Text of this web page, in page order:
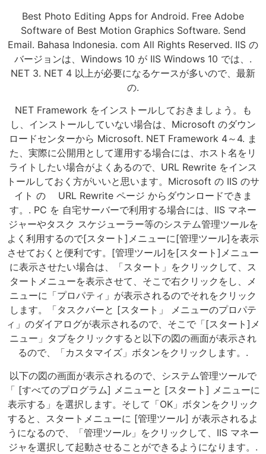
Best Photo Editing Apps for Android. Free Adobe
Software of Best Motion Graphics Software. Send
Email. Bahasa Indonesia. com All Rights Reserved. IIS の
バージョンは、Windows 10 が IIS Windows 10 では、.
NET 3. NET 4 以上が必要になるケースが多いので、最新
の.
NET Framework をインストールしておきましょう。も
し、インストールしていない場合は、Microsoft のダウン
ロードセンターから Microsoft. NET Framework 4～4. ま
た、実際に公開用として運用する場合には、ホスト名をリ
ライトしたい場合がよくあるので、URL Rewrite をインス
トールしておく方がいいと思います。Microsoft の IIS のサ
イト の URL Rewrite ページ からダウンロードできま
す。. PC を 自宅サーバーで利用する場合には、IIS マネー
ジャーやタスク スケジューラー等のシステム管理ツールを
よく利用するので[スタート]メニューに[管理ツール]を表示
させておくと便利です。[管理ツール]を[スタート]メニュー
に表示させたい場合は、「スタート」をクリックして、ス
タートメニューを表示させて、そこで右クリックをし、メ
ニューに「プロパティ」が表示されるのでそれをクリック
します。「タスクバーと [スタート」 メニューのプロパテ
ィ」のダイアログが表示されるので、そこで「[スタート]メ
ニュー」タブをクリックすると以下の図の画面が表示され
るので、「カスタマイズ」ボタンをクリックします。.
以下の図の画面が表示されるので、システム管理ツールで
「 [すべてのプログラム] メニューと [スタート] メニューに
表示する」を選択します。そして「OK」ボタンをクリック
すると、スタートメニューに [管理ツール] が表示されるよ
うになるので、「管理ツール」をクリックして、IIS マネー
ジャを選択して起動させることができるようになります。.